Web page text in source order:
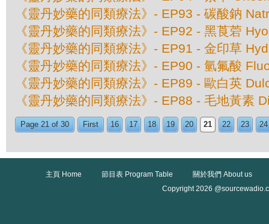
《靈丹妙藥的同類療法》- EP93 - 碳酸鈉
《靈丹妙藥的同類療法》- EP92 - 黑莨菪
《靈丹妙藥的同類療法》- EP91 - 金印草
《靈丹妙藥的同類療法》- EP90 - 氫氟酸
《靈丹妙藥的同類療法》- EP89 - 歐白英
《靈丹妙藥的同類療法》- EP88 - 毛地黃素
Page 21 of 30 First 16 17 18 19 20 21 22 23 24
主頁 Home 節目表 Program Table
關於我們 About us
Copyright 2026